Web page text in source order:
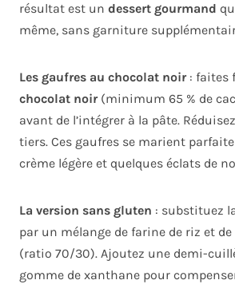
résultat est un dessert gourmand
même, sans garniture
Les gaufres au chocolat noir: faites
chocolat noir(minimum 65 % de
avant de l’intégrer à la pâte.
tiers. Ces gaufres se marient
crème légère et quelques éclats de
La version sans gluten : substituez
par un mélange de farine de riz et
(ratio 70/30). Ajoutez une demi-
gomme de xanthane pour